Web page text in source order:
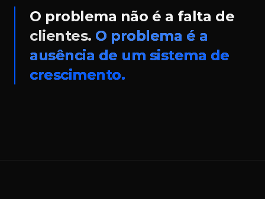
O problema não é a falta de
clientes. O problema é a
ausência de um sistema de
crescimento.